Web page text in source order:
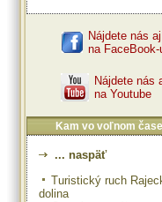
Nájdete nás aj
na FaceBook-
Nájdete nás
na Youtube
Kam vo voľnom čase
... naspäť
Turistický ruch
dolina